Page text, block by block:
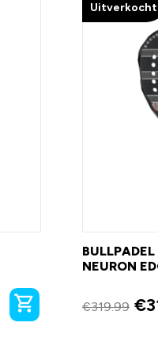
Uitverkocht
NEURON
€319.99 €